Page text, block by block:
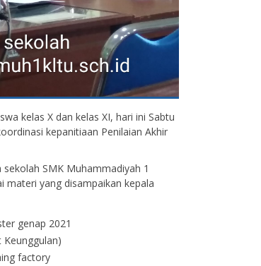
kelas X dan kelas XI, hari ini Sabtu
kepanitiaan Penilaian Akhir
SMK Muhammadiyah 1
materi yang disampaikan kepala
genap 2021
Keunggulan)
factory